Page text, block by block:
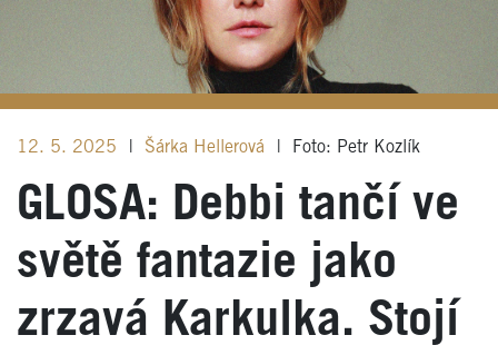
12. 5. 2025 Šárka Hellerová Foto: Petr Kozlík
GLOSA: Debbi tančí ve
světě fantazie jako
zrzavá Karkulka. Stojí